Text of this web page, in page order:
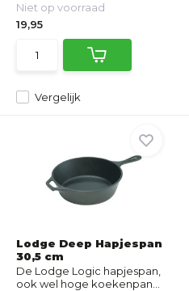
Vergelijk
Niet op voorraad
19,95
Lodge Deep Hapjespan
30,5 cm
De Lodge Logic hapjespan,
ook wel hoge koekenpan...